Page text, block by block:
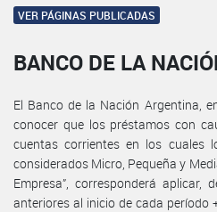
VER PÁGINAS PUBLICADAS
BANCO DE LA
El Banco de la Nación Argentina,
conocer que los préstamos con
cuentas corrientes en los cuales
considerados Micro, Pequeña y
Empresa”, corresponderá
anteriores al inicio de cada período